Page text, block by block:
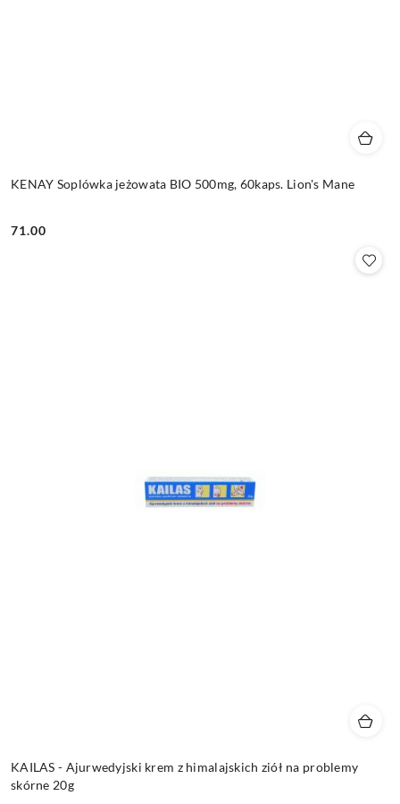
KENAY Soplówka jeżowata BIO 500mg, 60kaps. Lion's Mane
Cena:
71.00
KAILAS - Ajurwedyjski krem z himalajskich ziół na problemy
skórne 20g